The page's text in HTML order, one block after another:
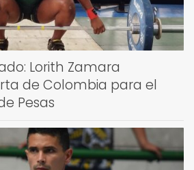
Lorith Zamara
de Colombia para el
Pesas